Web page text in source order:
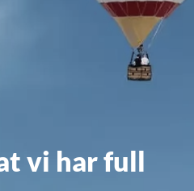
vi har full